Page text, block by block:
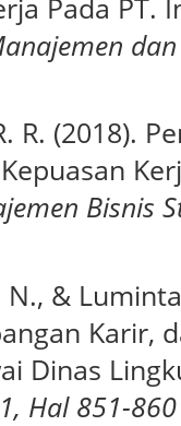
R. (2018).
Bisnis
&
Karir,
Dinas
Hal 851-